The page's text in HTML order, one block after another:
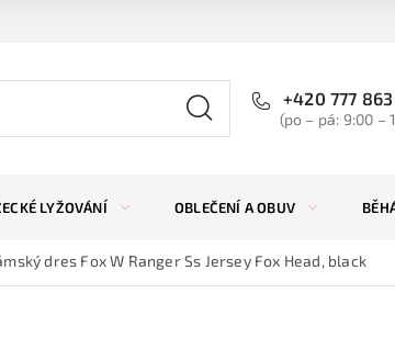
+420 777
(po – pá: 9:00 –
LYŽOVÁNÍ OBLEČENÍ A OBUV
dres Fox W Ranger Ss Jersey Fox Head, black